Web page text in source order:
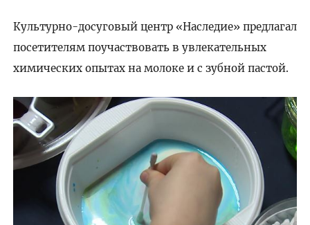
Культурно-досуговый центр «Наследие» предлагал
посетителям поучаствовать в увлекательных
химических опытах на молоке и с зубной пастой.